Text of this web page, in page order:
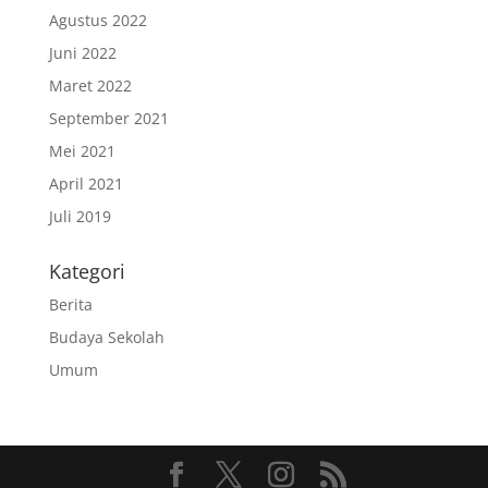
Agustus 2022
Juni 2022
Maret 2022
September 2021
Mei 2021
April 2021
Juli 2019
Kategori
Berita
Budaya Sekolah
Umum